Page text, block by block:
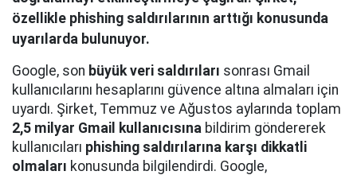
özellikle phishing saldırılarının arttığı konusunda
uyarılarda bulunuyor.
Google, son büyük veri saldırıları sonrası Gmail
kullanıcılarını hesaplarını güvence altına almaları için
uyardı. Şirket, Temmuz ve Ağustos aylarında toplam
2,5 milyar Gmail kullanıcısına bildirim göndererek
kullanıcıları phishing saldırılarına karşı dikkatli
olmaları konusunda bilgilendirdi. Google,